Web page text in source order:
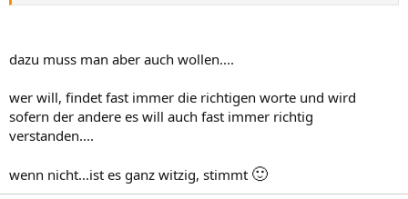
dazu muss man aber auch wollen....
wer will, findet fast immer die richtigen worte und wird
sofern der andere es will auch fast immer richtig
verstanden....
wenn nicht...ist es ganz witzig, stimmt 🙂